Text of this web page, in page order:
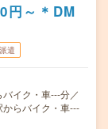
円～＊DM
派遣
イク・車---分／
らバイク・車---